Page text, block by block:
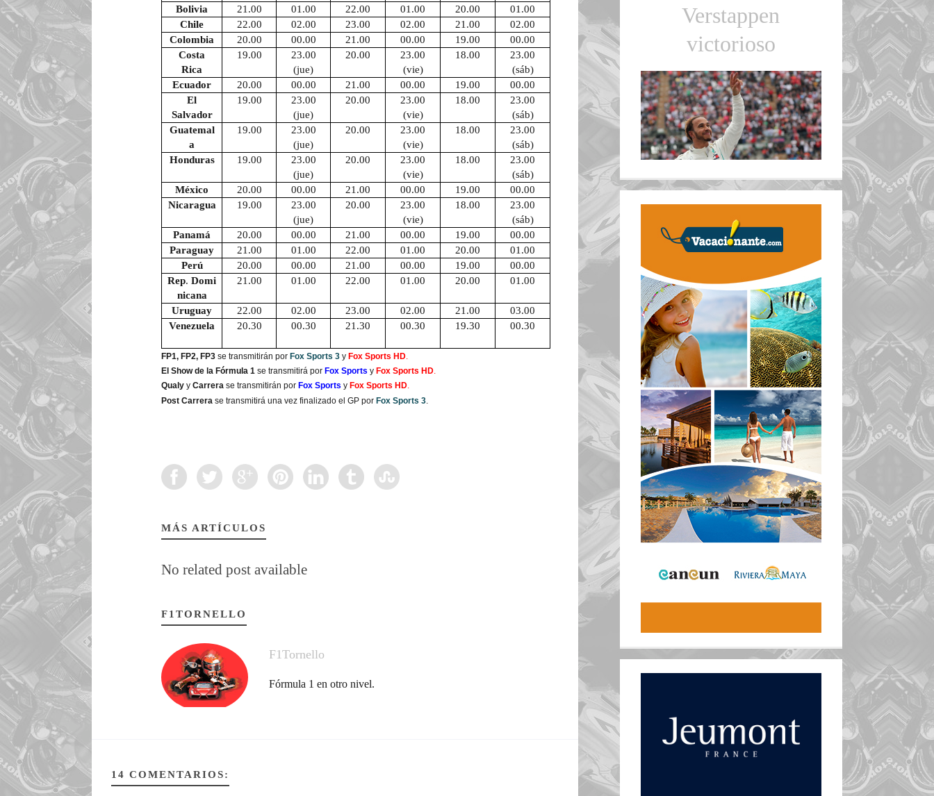
Bolivia
21.00 01.00 22.00 01.00 20.00
01.00
Chile
22.00 02.00 23.00 02.00 21.00
02.00
Colombia
20.00 00.00 21.00 00.00 19.00
00.00
Costa
Rica
19.00
23.00
(jue)
20.00
23.00
(vie)
18.00
23.00
(sáb)
Ecuador
20.00 00.00 21.00 00.00 19.00
00.00
El
Salvador
19.00
23.00
(jue)
20.00
23.00
(vie)
18.00
23.00
(sáb)
Guatemal
a
19.00
23.00
(jue)
20.00
23.00
(vie)
18.00
23.00
(sáb)
Honduras
19.00
23.00
(jue)
20.00
23.00
(vie)
18.00
23.00
(sáb)
México
20.00 00.00 21.00 00.00 19.00
00.00
Nicaragua
19.00
23.00
(jue)
20.00
23.00
(vie)
18.00
23.00
(sáb)
Panamá
20.00 00.00 21.00 00.00 19.00
00.00
Paraguay
21.00 01.00 22.00 01.00 20.00
01.00
Perú
20.00 00.00 21.00 00.00 19.00
00.00
Rep. Domi
nicana
21.00 01.00 22.00 01.00 20.00 01.00
Uruguay 22.00 02.00 23.00 02.00 21.00
03.00
Venezuela
20.30 00.30 21.30 00.30 19.30 00.30
FP1, FP2, FP3 se transmitirán por Fox Sports 3 y Fox Sports HD.
El Show de la Fórmula 1 se transmitirá por Fox Sports y Fox Sports HD.
Qualy y Carrera se transmitirán por Fox Sports y Fox Sports HD.
Post Carrera se transmitirá una vez finalizado el GP por Fox Sports 3.
MÁS ARTÍCULOS
No related post available
F1TORNELLO
F1Tornello
Fórmula 1 en otro nivel.
14 COMENTARIOS:
Verstappen
victorioso